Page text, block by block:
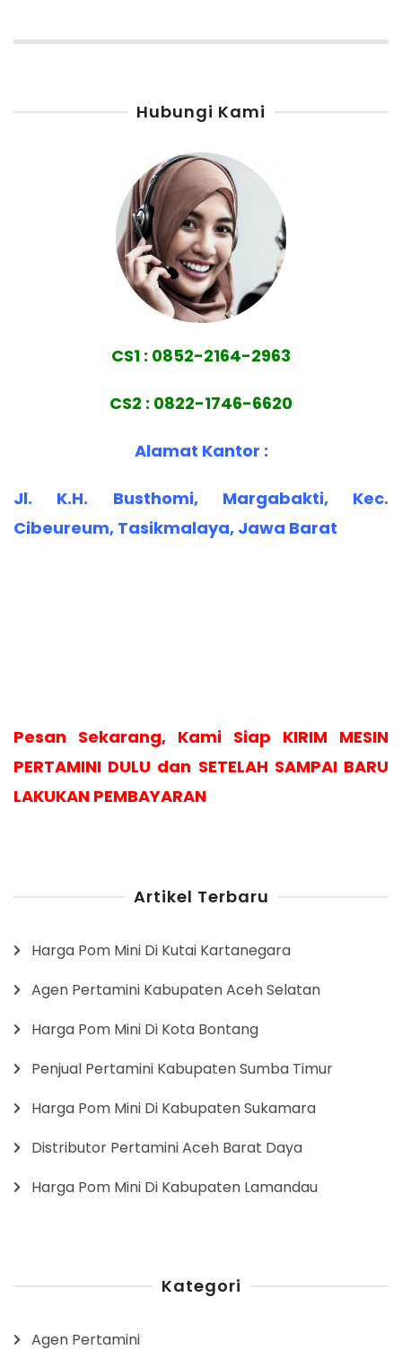
Hubungi Kami
CS1 : 0852-2164-2963
CS2 : 0822-1746-6620
Alamat Kantor :
Jl. K.H. Busthomi, Margabakti, Kec.
Cibeureum, Tasikmalaya, Jawa Barat
Pesan Sekarang, Kami Siap KIRIM MESIN
PERTAMINI DULU dan SETELAH SAMPAI BARU
LAKUKAN PEMBAYARAN
Artikel Terbaru
Harga Pom Mini Di Kutai Kartanegara
Agen Pertamini Kabupaten Aceh Selatan
Harga Pom Mini Di Kota Bontang
Penjual Pertamini Kabupaten Sumba Timur
Harga Pom Mini Di Kabupaten Sukamara
Distributor Pertamini Aceh Barat Daya
Harga Pom Mini Di Kabupaten Lamandau
Kategori
Agen Pertamini